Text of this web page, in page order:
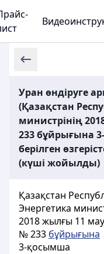
Уран өндіруге
(Қазақстан
министрінің
233 бұйрығына
берілген
(күші жойылды)
Қазақстан
Энергетика
2018 жылғы 11
№ 233 бұйрығына
3-қосымша